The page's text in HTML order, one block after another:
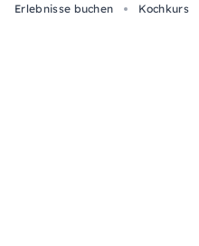
Erlebnisse buchen
Kochkurs